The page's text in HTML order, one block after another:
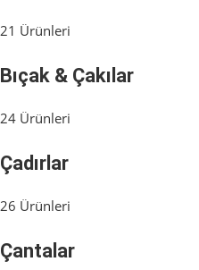
21 Ürünleri
Bıçak & Çakılar
24 Ürünleri
Çadırlar
26 Ürünleri
Çantalar